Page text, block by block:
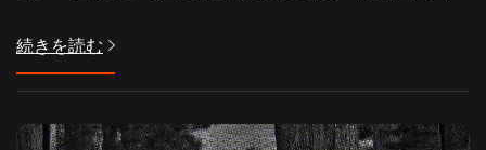
続きを読む